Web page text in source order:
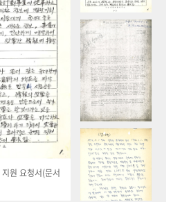
원 요청서(문서